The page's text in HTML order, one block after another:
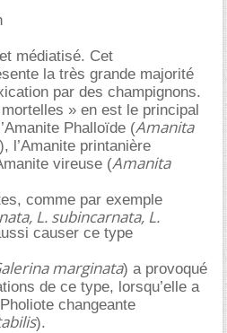
médiatisé. Cet
la très grande majorité
par des champignons.
» en est le principal
Phalloïde (Amanita
l’Amanite printanière
vireuse (Amanita
comme par exemple
L. subincarnata, L.
causer ce type
marginata) a provoqué
de ce type, lorsqu’elle a
changeante
).